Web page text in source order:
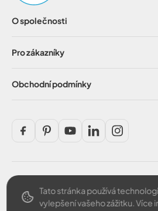
O společnosti
Pro zákazníky
Obchodní podmínky
Bezpečná platba
Tato stránka používá
vylepšení vašeho zážitku.Více